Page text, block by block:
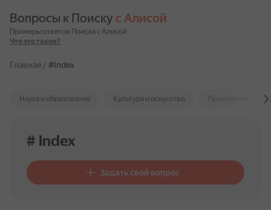
Вопросы к Поиску с Алисой
Примеры ответов Поиска с Алисой
Что это такое?
Главная / #Index
Наука и образование Культура и искусство Психология и
# Index
Задать свой вопрос